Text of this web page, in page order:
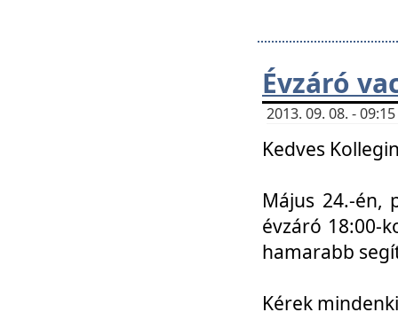
Évzáró
2013. 09. 08. -
Kedves
Május 24.-én,
évzáró 18:00-
hamarabb
Kérek